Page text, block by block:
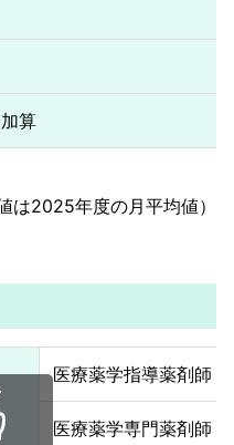
算
値は2025年度の月平均値）
医療薬学指導薬剤師
医療薬学専門薬剤師